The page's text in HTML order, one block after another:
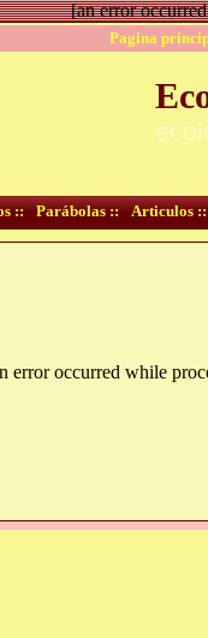
[an error
Pagina
:: Parábolas :: Articulos ::
error occurred while